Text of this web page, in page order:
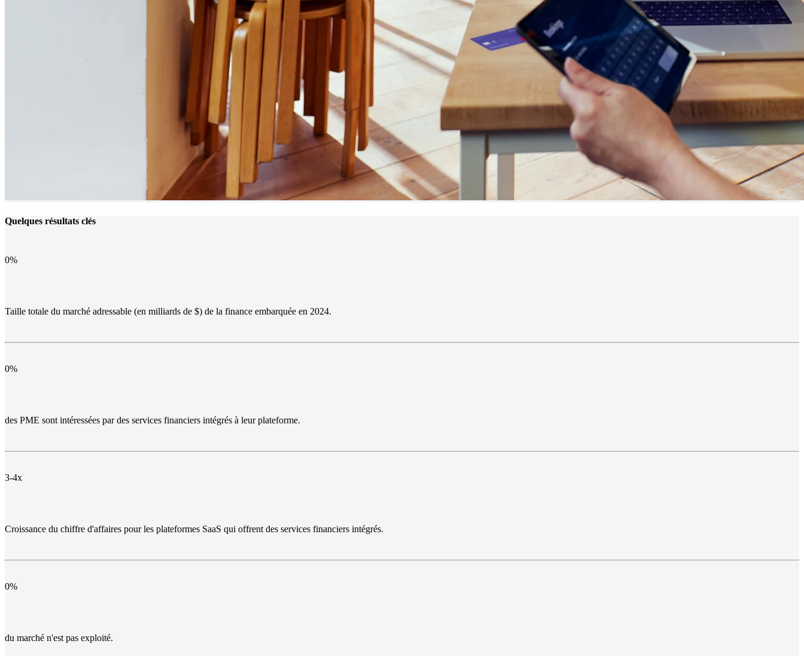
Quelques résultats clés
0%
Taille totale du marché adressable (en milliards de $) de la finance embarquée en 2024.
0%
des PME sont intéressées par des services financiers intégrés à leur plateforme.
3-4x
Croissance du chiffre d'affaires pour les plateformes SaaS qui offrent des services financiers intégrés.
0%
du marché n'est pas exploité.